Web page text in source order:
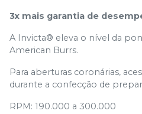
3x mais garantia de
A Invicta® eleva o nível da
American Burrs.
Para aberturas coronárias,
durante a confecção de
RPM: 190.000 a 300.000